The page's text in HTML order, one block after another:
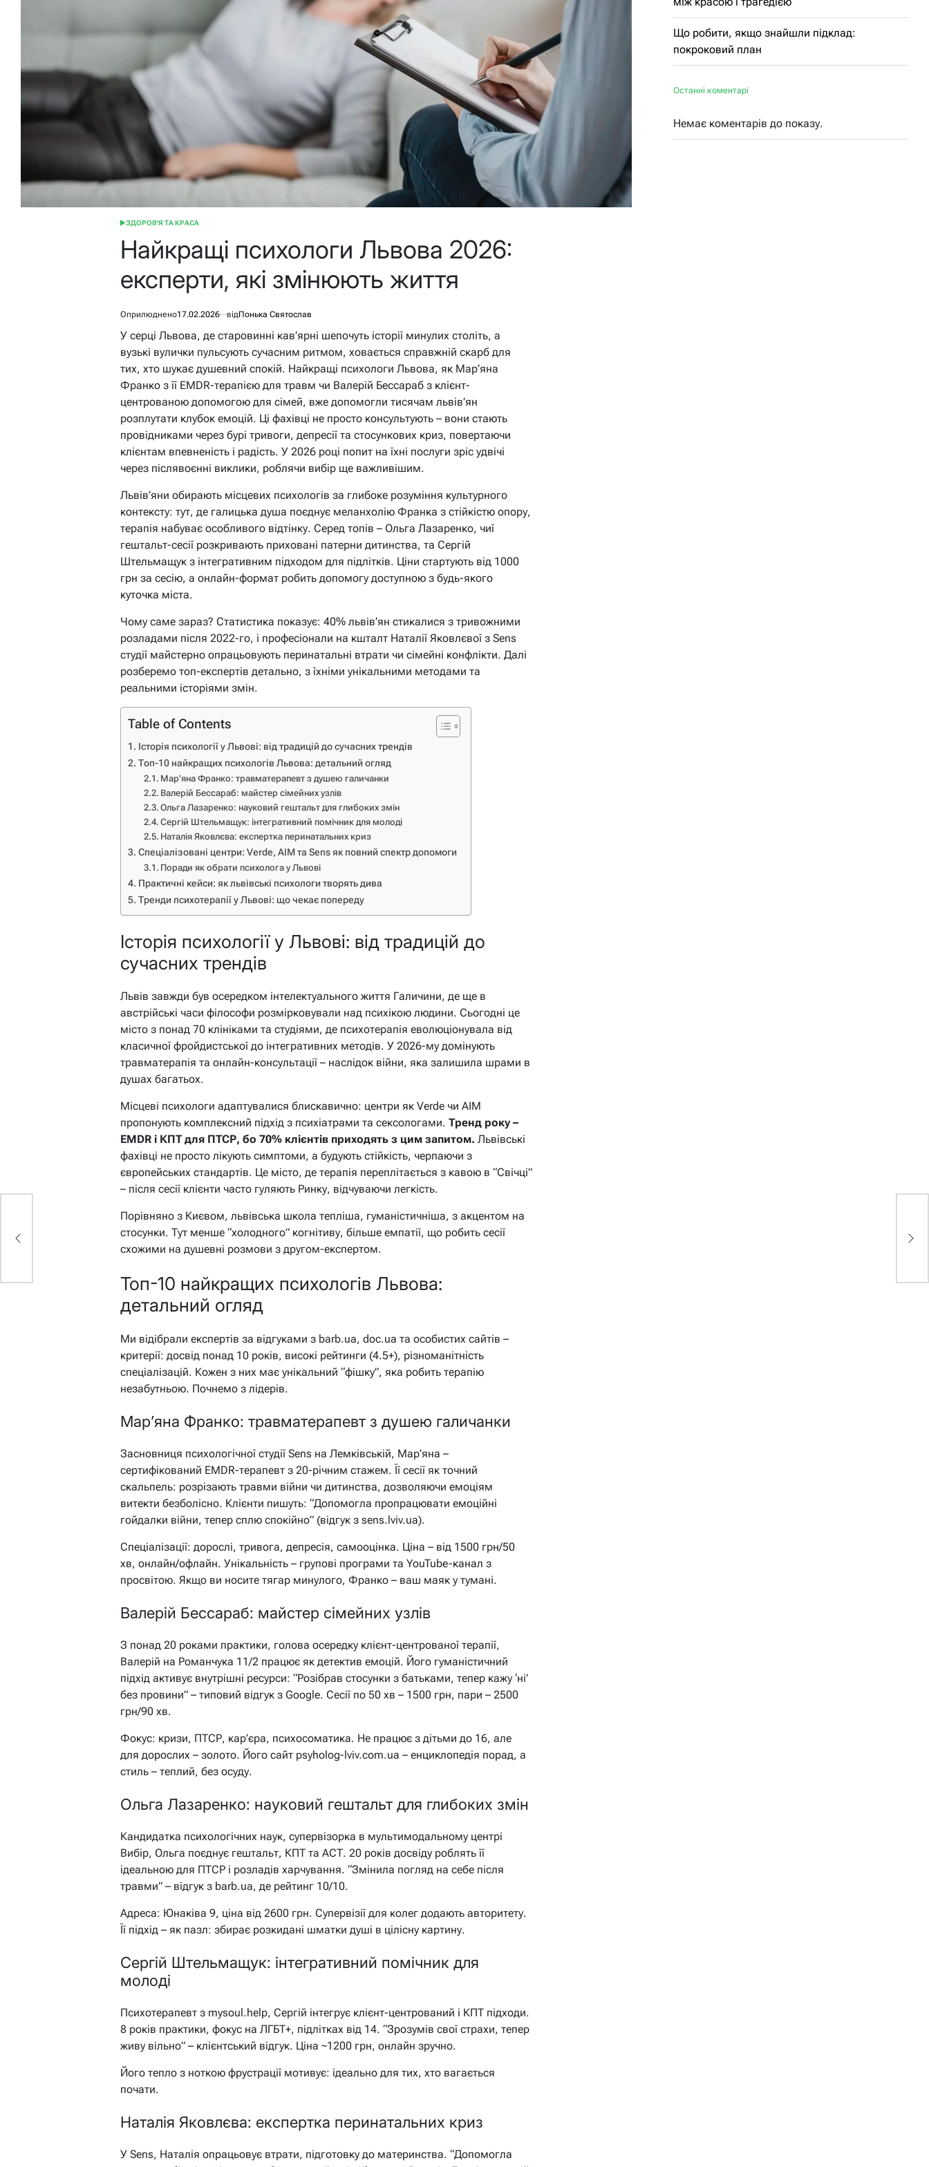
ОПУБЛІКУВАТИ
ЗДОРОВ'Я ТА КРАСА
Найкращі психологи Львова 2026:
експерти, які змінюють життя
Оприлюднено17.02.2026 відПонька Святослав
У серці Львова, де старовинні кав’ярні шепочуть історії минулих століть, а
вузькі вулички пульсують сучасним ритмом, ховається справжній скарб для
тих, хто шукає душевний спокій. Найкращі психологи Львова, як Мар’яна
Франко з її EMDR-терапією для травм чи Валерій Бессараб з клієнт-
центрованою допомогою для сімей, вже допомогли тисячам львів’ян
розплутати клубок емоцій. Ці фахівці не просто консультують – вони стають
провідниками через бурі тривоги, депресії та стосункових криз, повертаючи
клієнтам впевненість і радість. У 2026 році попит на їхні послуги зріс удвічі
через післявоєнні виклики, роблячи вибір ще важливішим.
Львів’яни обирають місцевих психологів за глибоке розуміння культурного
контексту: тут, де галицька душа поєднує меланхолію Франка з стійкістю опору,
терапія набуває особливого відтінку. Серед топів – Ольга Лазаренко, чиї
гештальт-сесії розкривають приховані патерни дитинства, та Сергій
Штельмащук з інтегративним підходом для підлітків. Ціни стартують від 1000
грн за сесію, а онлайн-формат робить допомогу доступною з будь-якого
куточка міста.
Чому саме зараз? Статистика показує: 40% львів’ян стикалися з тривожними
розладами після 2022-го, і професіонали на кшталт Наталії Яковлєвої з Sens
студії майстерно опрацьовують перинатальні втрати чи сімейні конфлікти. Далі
розберемо топ-експертів детально, з їхніми унікальними методами та
реальними історіями змін.
Table of Contents
Історія психології у Львові: від традицій до сучасних трендів
Топ-10 найкращих психологів Львова: детальний огляд
Мар’яна Франко: травматерапевт з душею галичанки
Валерій Бессараб: майстер сімейних узлів
Ольга Лазаренко: науковий гештальт для глибоких змін
Сергій Штельмащук: інтегративний помічник для молоді
Наталія Яковлєва: експертка перинатальних криз
Спеціалізовані центри: Verde, AIM та Sens як повний спектр допомоги
Поради як обрати психолога у Львові
Практичні кейси: як львівські психологи творять дива
Тренди психотерапії у Львові: що чекає попереду
Історія психології у Львові: від традицій до
сучасних трендів
Львів завжди був осередком інтелектуального життя Галичини, де ще в
австрійські часи філософи розмірковували над психікою людини. Сьогодні це
місто з понад 70 клініками та студіями, де психотерапія еволюціонувала від
класичної фройдистської до інтегративних методів. У 2026-му домінують
травматерапія та онлайн-консультації – наслідок війни, яка залишила шрами в
душах багатьох.
Місцеві психологи адаптувалися блискавично: центри як Verde чи AIM
пропонують комплексний підхід з психіатрами та сексологами. Тренд року –
EMDR і КПТ для ПТСР, бо 70% клієнтів приходять з цим запитом. Львівські
фахівці не просто лікують симптоми, а будують стійкість, черпаючи з
європейських стандартів. Це місто, де терапія переплітається з кавою в “Свічці”
– після сесії клієнти часто гуляють Ринку, відчуваючи легкість.
Порівняно з Києвом, львівська школа тепліша, гуманістичніша, з акцентом на
стосунки. Тут менше “холодного” когнітиву, більше емпатії, що робить сесії
схожими на душевні розмови з другом-експертом.
Топ-10 найкращих психологів Львова:
детальний огляд
Ми відібрали експертів за відгуками з barb.ua, doc.ua та особистих сайтів –
критерії: досвід понад 10 років, високі рейтинги (4.5+), різноманітність
спеціалізацій. Кожен з них має унікальний “фішку”, яка робить терапію
незабутньою. Почнемо з лідерів.
Мар’яна Франко: травматерапевт з душею галичанки
Засновниця психологічної студії Sens на Лемківській, Мар’яна –
сертифікований EMDR-терапевт з 20-річним стажем. Її сесії як точний
скальпель: розрізають травми війни чи дитинства, дозволяючи емоціям
витекти безболісно. Клієнти пишуть: “Допомогла пропрацювати емоційні
гойдалки війни, тепер сплю спокійно” (відгук з sens.lviv.ua).
Спеціалізації: дорослі, тривога, депресія, самооцінка. Ціна – від 1500 грн/50
хв, онлайн/офлайн. Унікальність – групові програми та YouTube-канал з
просвітою. Якщо ви носите тягар минулого, Франко – ваш маяк у тумані.
Валерій Бессараб: майстер сімейних узлів
З понад 20 роками практики, голова осередку клієнт-центрованої терапії,
Валерій на Романчука 11/2 працює як детектив емоцій. Його гуманістичний
підхід активує внутрішні ресурси: “Розібрав стосунки з батьками, тепер кажу ‘ні’
без провини” – типовий відгук з Google. Сесії по 50 хв – 1500 грн, пари – 2500
грн/90 хв.
Фокус: кризи, ПТСР, кар’єра, психосоматика. Не працює з дітьми до 16, але
для дорослих – золото. Його сайт psyholog-lviv.com.ua – енциклопедія порад, а
стиль – теплий, без осуду.
Ольга Лазаренко: науковий гештальт для глибоких змін
Кандидатка психологічних наук, супервізорка в мультимодальному центрі
Вибір, Ольга поєднує гештальт, КПТ та АСТ. 20 років досвіду роблять її
ідеальною для ПТСР і розладів харчування. “Змінила погляд на себе після
травми” – відгук з barb.ua, де рейтинг 10/10.
Адреса: Юнаківа 9, ціна від 2600 грн. Супервізії для колег додають авторитету.
Її підхід – як пазл: збирає розкидані шматки душі в цілісну картину.
Сергій Штельмащук: інтегративний помічник для
молоді
Психотерапевт з mysoul.help, Сергій інтегрує клієнт-центрований і КПТ підходи.
8 років практики, фокус на ЛГБТ+, підлітках від 14. “Зрозумів свої страхи, тепер
живу вільно” – клієнтський відгук. Ціна ~1200 грн, онлайн зручно.
Його тепло з ноткою фрустрації мотивує: ідеально для тих, хто вагається
почати.
Наталія Яковлєва: експертка перинатальних криз
У Sens, Наталія опрацьовує втрати, підготовку до материнства. “Допомогла
Що робити, якщо знайшли підклад:
покроковий план
Останні коментарі
Немає коментарів до показу.